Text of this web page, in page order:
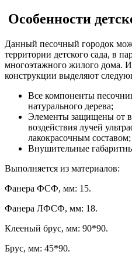
Особенности
Данный песочный городок
территории детского сада, в
многоэтажного жилого дома.
конструкции выделяют
Все компоненты
натурального дерева;
Элементы защищены от
воздействия лучей
лакокрасочным составом;
Внушительные
Выполняется из материалов:
Фанера ФСФ, мм: 15.
Фанера ЛФСФ, мм: 18.
Клееный брус, мм: 90*90.
Брус, мм: 45*90.